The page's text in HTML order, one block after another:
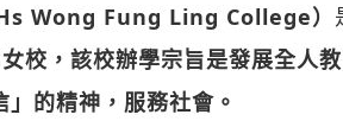
Wong Fung Ling College）
校，該校辦學宗旨是發展全人
的精神，服務社會。